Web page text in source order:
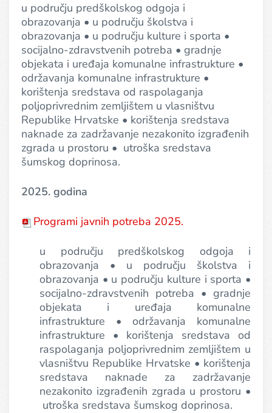
u području predškolskog odgoja i
obrazovanja • u području školstva i
obrazovanja • u području kulture i sporta •
socijalno-zdravstvenih potreba • gradnje
objekata i uređaja komunalne infrastrukture •
održavanja komunalne infrastrukture •
korištenja sredstava od raspolaganja
poljoprivrednim zemljištem u vlasništvu
Republike Hrvatske • korištenja sredstava
naknade za zadržavanje nezakonito izgrađenih
zgrada u prostoru • utroška sredstava
šumskog doprinosa.
2025. godina
Programi javnih potreba 2025.
u području predškolskog odgoja i
obrazovanja • u području školstva i
obrazovanja • u području kulture i sporta •
socijalno-zdravstvenih potreba • gradnje
objekata i uređaja komunalne
infrastrukture • održavanja komunalne
infrastrukture • korištenja sredstava od
raspolaganja poljoprivrednim zemljištem u
vlasništvu Republike Hrvatske • korištenja
sredstava naknade za zadržavanje
nezakonito izgrađenih zgrada u prostoru •
utroška sredstava šumskog doprinosa.